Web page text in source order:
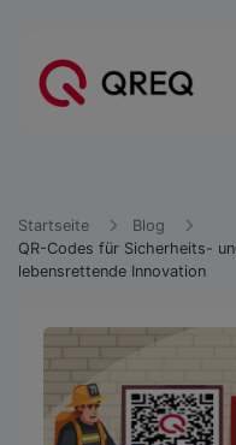
Startseite
Blog
QR-Codes für Sicherheits-
lebensrettende Innovation